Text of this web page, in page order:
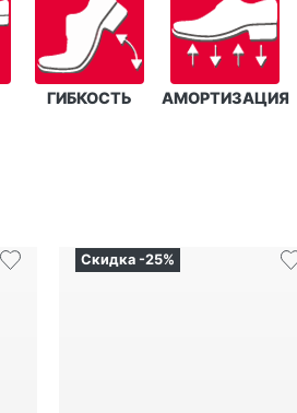
ГИБКОСТЬ АМОРТИЗАЦИЯ
Скидка -25%